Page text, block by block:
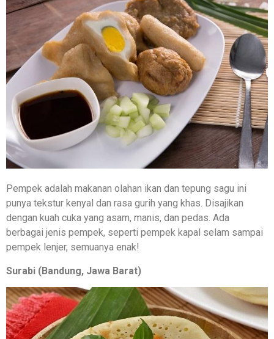
Pempek adalah makanan olahan ikan dan tepung sagu ini
punya tekstur kenyal dan rasa gurih yang khas. Disajikan
dengan kuah cuka yang asam, manis, dan pedas. Ada
berbagai jenis pempek, seperti pempek kapal selam sampai
pempek lenjer, semuanya enak!
Surabi (Bandung, Jawa Barat)